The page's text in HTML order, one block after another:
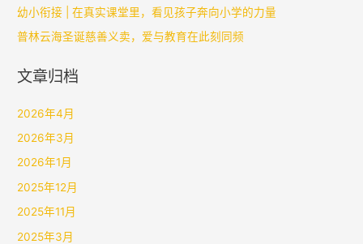
幼小衔接 | 在真实课堂里，看见孩子奔向小学的力量
普林云海圣诞慈善义卖，爱与教育在此刻同频
文章归档
2026年4月
2026年3月
2026年1月
2025年12月
2025年11月
2025年3月